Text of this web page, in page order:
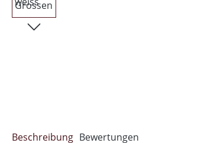
Beschreibung Bewertungen